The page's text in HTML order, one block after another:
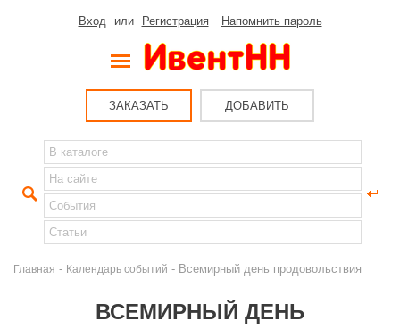
Вход или Регистрация Напомнить пароль
ЗАКАЗАТЬ ДОБАВИТЬ
Главная - Календарь событий - Всемирный день продовольствия
ВСЕМИРНЫЙ ДЕНЬ